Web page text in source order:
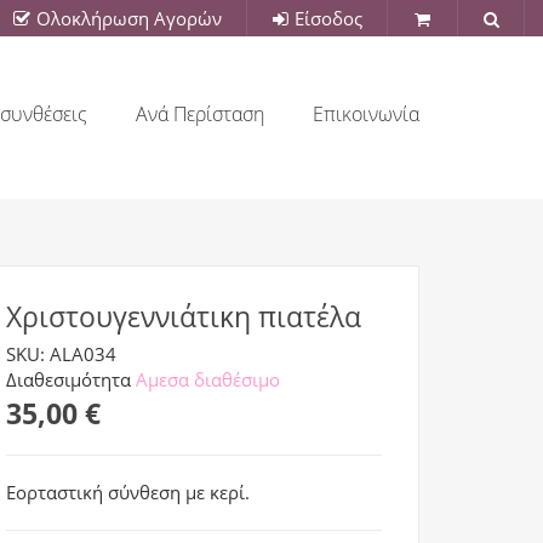
Ολοκλήρωση Αγορών Είσοδος
Ανά Περίσταση Επικοινωνία
Χριστουγεννιάτικη πιατέλα
SKU: ALA034
ΔιαθεσιμότηταΑμεσα διαθέσιμο
35,00 €
Εορταστική σύνθεση με κερί.